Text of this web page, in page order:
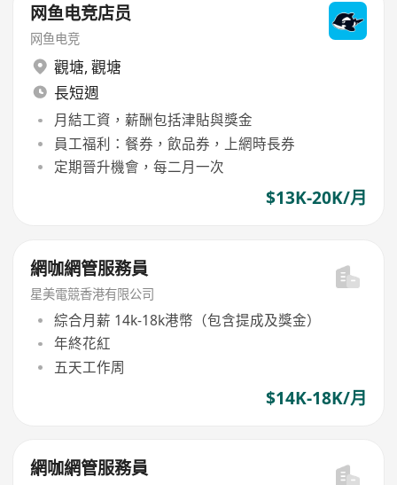
网鱼电竞店员
网鱼电竞
觀塘, 觀塘
長短週
月結工資，薪酬包括津貼與獎金
員工福利：餐券，飲品券，上網時長券
定期晉升機會，每二月一次
$13K-20K/月
網咖網管服務員
星美電競香港有限公司
綜合月薪 14k-18k港幣（包含提成及獎金）
年終花紅
五天工作周
$14K-18K/月
網咖網管服務員